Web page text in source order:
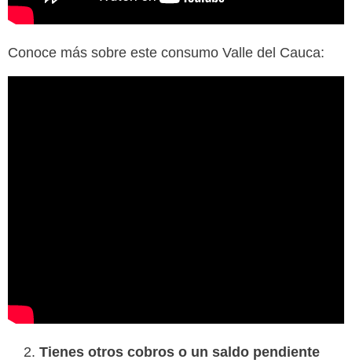
Conoce más sobre este consumo Valle del Cauca:
Tienes otros cobros o un saldo pendiente